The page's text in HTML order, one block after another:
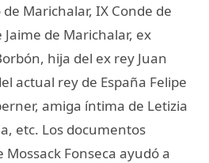
Marichalar, IX Conde de
de Marichalar, ex
hija del ex rey Juan
actual rey de España Felipe
amiga íntima de Letizia
etc. Los documentos
Fonseca ayudó a